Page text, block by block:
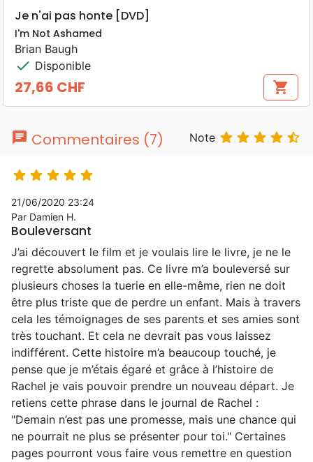
Je n'ai pas honte [DVD]
I'm Not Ashamed
Brian Baugh
check Disponible
Prix
27,66 CHF shopping_cart
chat Commentaires (7) Note     
    
21/06/2020 23:24
Par Damien H.
Bouleversant
J’ai découvert le film et je voulais lire le livre, je ne le
regrette absolument pas. Ce livre m’a bouleversé sur
plusieurs choses la tuerie en elle-même, rien ne doit
être plus triste que de perdre un enfant. Mais à travers
cela les témoignages de ses parents et ses amies sont
très touchant. Et cela ne devrait pas vous laissez
indifférent. Cette histoire m’a beaucoup touché, je
pense que je m’étais égaré et grâce à l’histoire de
Rachel je vais pouvoir prendre un nouveau départ. Je
retiens cette phrase dans le journal de Rachel :
"Demain n’est pas une promesse, mais une chance qui
ne pourrait ne plus se présenter pour toi." Certaines
pages pourront vous faire vous remettre en question